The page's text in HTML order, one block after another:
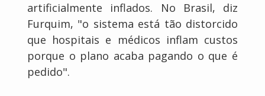
artificialmente inflados. No Brasil, diz
Furquim, "o sistema está tão distorcido
que hospitais e médicos inflam custos
porque o plano acaba pagando o que é
pedido".